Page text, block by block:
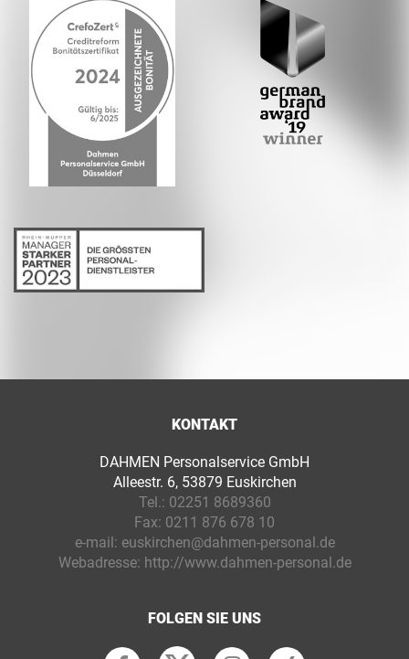
KONTAKT
DAHMEN Personalservice GmbH
Alleestr. 6, 53879 Euskirchen
Tel.: 02251 8689360
Fax: 0211 876 678 10
e-mail: euskirchen@dahmen-personal.de
Webadresse: http://www.dahmen-personal.de
FOLGEN SIE UNS